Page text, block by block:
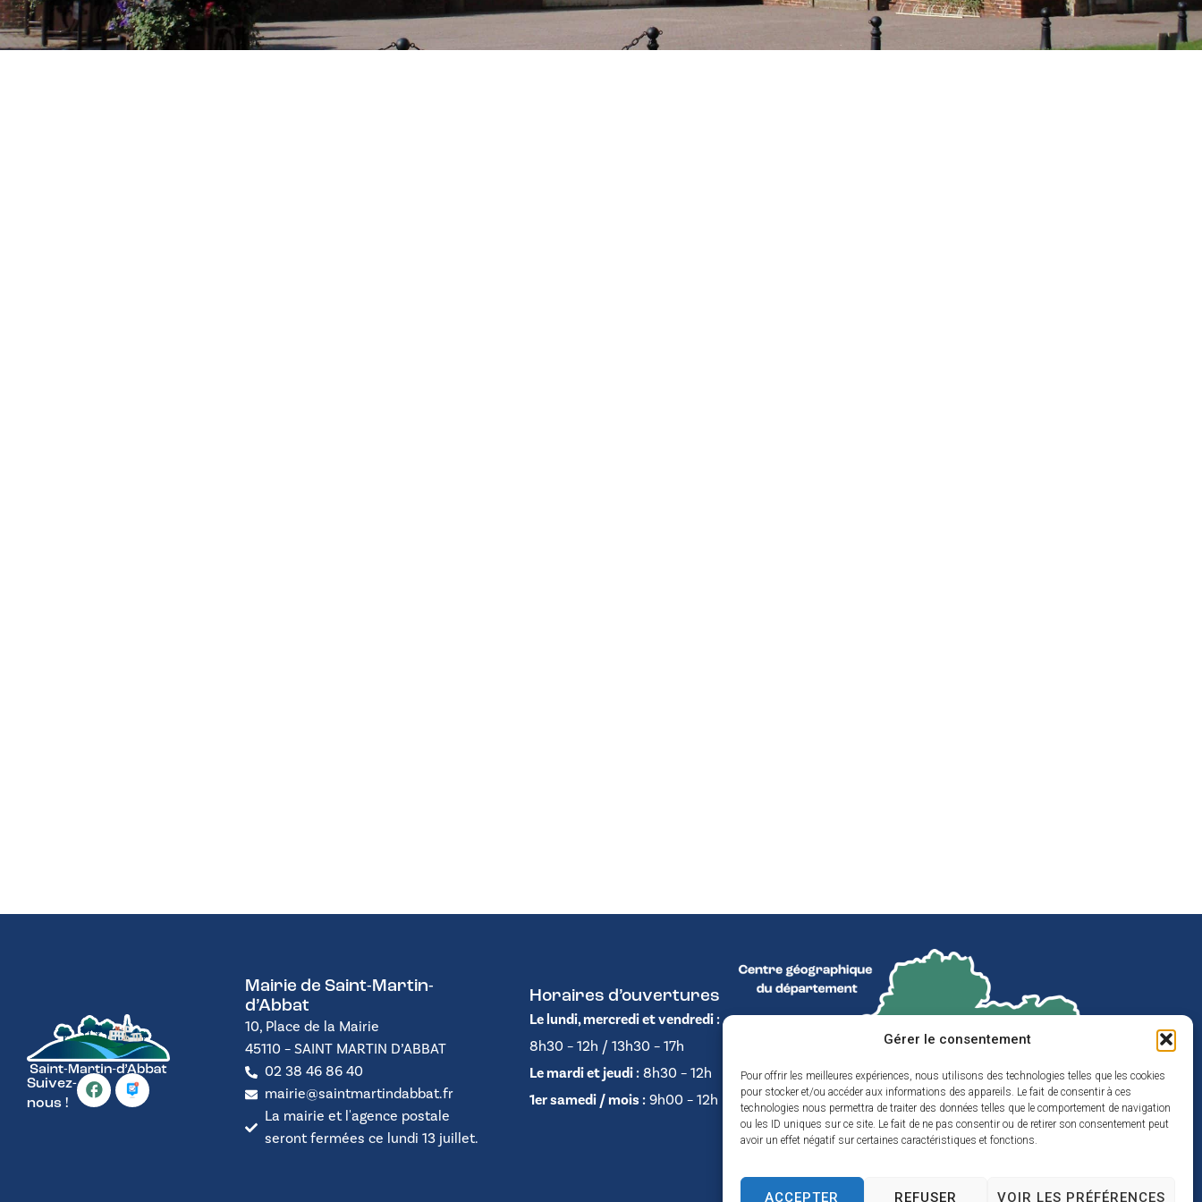
Gérer le consentement
Pour offrir les meilleures expériences, nous utilisons des technologies telles que les cookies
pour stocker et/ou accéder aux informations des appareils. Le fait de consentir à ces
technologies nous permettra de traiter des données telles que le comportement de navigation
ou les ID uniques sur ce site. Le fait de ne pas consentir ou de retirer son consentement peut
avoir un effet négatif sur certaines caractéristiques et fonctions.
ACCEPTER REFUSER VOIR LES PRÉFÉRENCES
Suivez-
nous !
Mairie de Saint-Martin-
d’Abbat
10, Place de la Mairie
45110 – SAINT MARTIN D’ABBAT
02 38 46 86 40
mairie@saintmartindabbat.fr
La mairie et l'agence postale
seront fermées ce lundi 13 juillet.
Horaires d’ouvertures
Le lundi, mercredi et vendredi :
8h30 – 12h / 13h30 – 17h
Le mardi et jeudi :8h30 – 12h
1er samedi / mois :9h00 – 12h